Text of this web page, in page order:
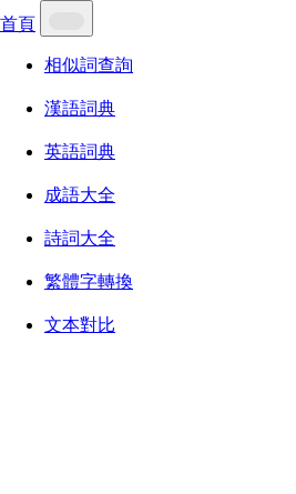
首頁
相似詞查詢
漢語詞典
英語詞典
成語大全
詩詞大全
繁體字轉換
文本對比